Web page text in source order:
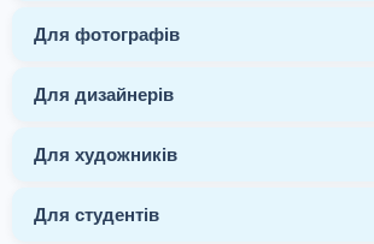
Для фотографів
Для дизайнерів
Для художників
Для студентів